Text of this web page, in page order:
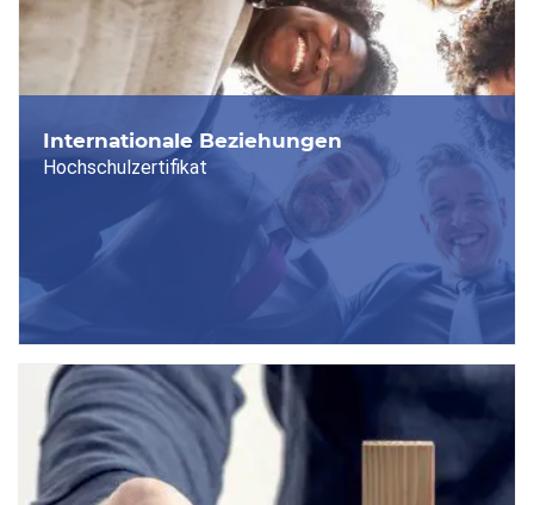
Internationale Beziehungen
Hochschulzertifikat